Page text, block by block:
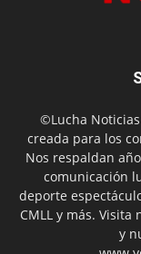
©Lucha
creada para los
Nos respaldan
comunicación
deporte
CMLL y más.
y